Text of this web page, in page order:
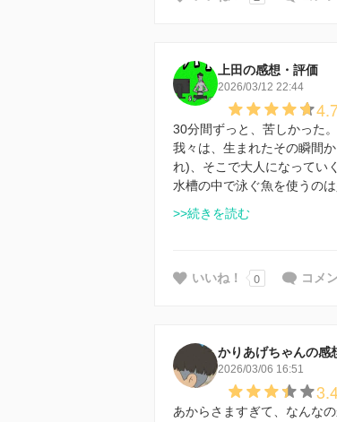
上田の感想・評価
2026/03/12 22:44
30分間ずっと、苦しかった。
我々は、生まれたその瞬間
れ)、そこで大人になっていく
水槽の中で泳ぐ魚を使うの
>>続きを読む
いいね！ 0 コメ
かりあげちゃんの感
2026/03/06 16:51
あからさますぎて、なんな